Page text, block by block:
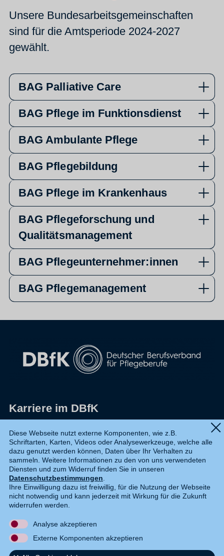
Unsere Bundesarbeitsgemeinschaften
sind für die Amtsperiode 2024-2027
gewählt.
BAG Palliative Care
BAG Pflege im Funktionsdienst
BAG Ambulante Pflege
BAG Pflegebildung
BAG Pflege im Krankenhaus
BAG Pflegeforschung und
Qualitätsmanagement
BAG Pflegeunternehmer:innen
BAG Pflegemanagement
Karriere im DBfK
Datenschutz
Shop
Widerruf
Kontakt
DE EN
Diese Webseite nutzt externe Komponenten, wie z.B.
Schriftarten, Karten, Videos oder Analysewerkzeuge, welche alle
dazu genutzt werden können, Daten über Ihr Verhalten zu
sammeln. Weitere Informationen zu den von uns verwendeten
Diensten und zum Widerruf finden Sie in unseren
Datenschutzbestimmungen.
Ihre Einwilligung dazu ist freiwillig, für die Nutzung der Webseite
nicht notwendig und kann jederzeit mit Wirkung für die Zukunft
widerrufen werden.
Analyse akzeptieren
Externe Komponenten akzeptieren